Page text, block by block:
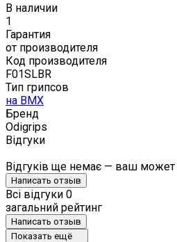
В наличии
1
Гарантия
от производителя
Код производителя
F01SLBR
Тип грипсов
на BMX
Бренд
Odigrips
Відгуки
Відгуків ще немає — ваш
Написать отзыв
Всі відгуки 0
загальний рейтинг
Написать отзыв
Показать ещё